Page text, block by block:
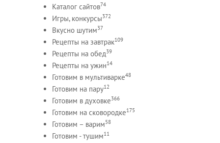
Каталог сайтов74
Игры, конкурсы372
Вкусно шутим37
Рецепты на завтрак109
Рецепты на обед39
Рецепты на ужин14
Готовим в мультиварке48
Готовим на пару12
Готовим в духовке366
Готовим на сковородке175
Готовим – варим58
Готовим - тушим11